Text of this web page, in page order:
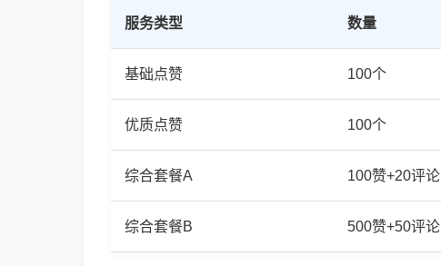
服务类型 数量
基础点赞 100个
优质点赞 100个
综合套餐A 100赞+20评论
综合套餐B 500赞+50评论